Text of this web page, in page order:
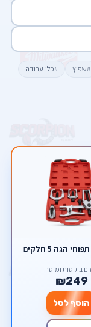
#שפיץ
#כלי עבודה
הגה 5 חלקים
בוקסות ומוסך
₪249
הוסף לסל